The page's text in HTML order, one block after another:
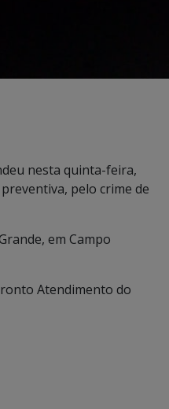
nesta quinta-feira,
pelo crime de
em Campo
Atendimento do